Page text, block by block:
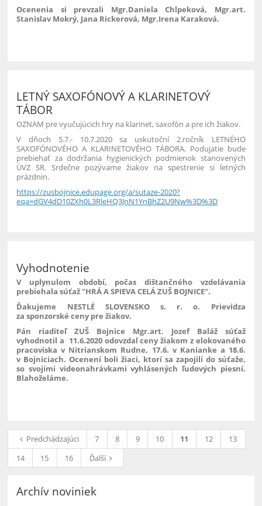
Ocenenia si prevzali Mgr.Daniela Chlpeková, Mgr.art.
Stanislav Mokrý, Jana Rickerová, Mgr.Irena Karaková.
LETNÝ SAXOFÓNOVÝ A KLARINETOVÝ
TÁBOR
OZNAM pre vyučujúcich hry na klarinet, saxofón a pre ich žiakov.
V dňoch 5.7.- 10.7.2020 sa uskutoční 2.ročník LETNÉHO
SAXOFÓNOVÉHO A KLARINETOVÉHO TÁBORA. Podujatie bude
prebiehať za dodržania hygienických podmienok stanovených
ÚVZ SR. Srdečne pozývame žiakov na spestrenie si letných
prázdnin.
https://zusbojnice.edupage.org/a/sutaze-2020?
eqa=dGV4dD10ZXh0L3RleHQ3JnN1YnBhZ2U9Nw%3D%3D
Vyhodnotenie
V uplynulom období, počas dištančného vzdelávania
prebiehala súťaž "HRÁ A SPIEVA CELÁ ZUŠ BOJNICE".
Ďakujeme NESTLÉ SLOVENSKO s. r. o. Prievidza
za sponzorské ceny pre žiakov.
Pán riaditeľ ZUŠ Bojnice Mgr.art. Jozef Baláž súťaž
vyhodnotil a 11.6.2020 odovzdal ceny žiakom z elokovaného
pracoviska v Nitrianskom Rudne, 17.6. v Kanianke a 18.6.
v Bojniciach. Ocenení boli žiaci, ktorí sa zapojili do súťaže,
so svojimi videonahrávkami vyhlásených ľudových piesní.
Blahoželáme.
Predchádzajúci 7 8 9 10 11 12
13
14
15 16 Ďalší
Archív noviniek